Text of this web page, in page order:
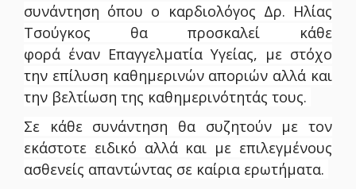
συνάντηση όπου ο καρδιολόγος Δρ. Ηλίας
Τσούγκος θα προσκαλεί κάθε
φορά έναν Επαγγελματία Υγείας, με στόχο
την επίλυση καθημερινών αποριών αλλά και
την βελτίωση της καθημερινότητάς τους.
Σε κάθε συνάντηση θα συζητούν με τον
εκάστοτε ειδικό αλλά και με επιλεγμένους
ασθενείς απαντώντας σε καίρια ερωτήματα.